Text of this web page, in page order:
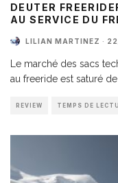
DEUTER
AU SERVICE DU
LILIAN MARTINEZ ·
Le marché des sacs
au freeride est saturé
REVIEW TEMPS DE